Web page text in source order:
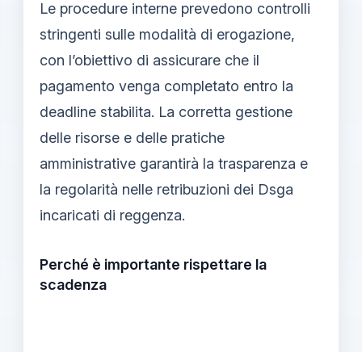
Le procedure interne prevedono controlli
stringenti sulle modalità di erogazione,
con l’obiettivo di assicurare che il
pagamento venga completato entro la
deadline stabilita. La corretta gestione
delle risorse e delle pratiche
amministrative garantirà la trasparenza e
la regolarità nelle retribuzioni dei Dsga
incaricati di reggenza.
Perché è importante rispettare la
scadenza